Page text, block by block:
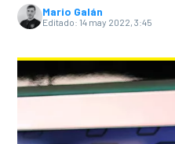
Mario Galán
Editado: 14 may 2022, 3:45